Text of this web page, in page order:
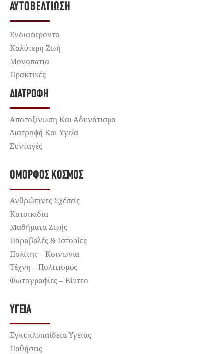
ΑΥΤΟΒΕΛΤΊΩΣΗ
Ενδιαφέροντα
Καλύτερη Ζωή
Μονοπάτια
Πρακτικές
ΔΙΑΤΡΟΦΉ
Αποτοξίνωση Και Αδυνάτισμα
Διατροφή Και Υγεία
Συνταγές
ΌΜΟΡΦΟΣ ΚΌΣΜΟΣ
Ανθρώπινες Σχέσεις
Κατοικίδια
Μαθήματα Ζωής
Παραβολές & Ιστορίες
Πολίτης – Κοινωνία
Τέχνη – Πολιτισμός
Φωτογραφίες – Βίντεο
ΥΓΕΊΑ
Εγκυκλοπαίδεια Υγείας
Παθήσεις